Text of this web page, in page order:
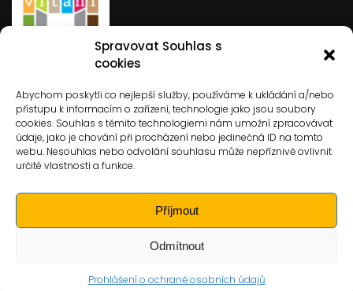
Spravovat Souhlas s
cookies
Abychom poskytli co nejlepší služby, používáme k ukládání a/nebo
přístupu k informacím o zařízení, technologie jako jsou soubory
cookies. Souhlas s těmito technologiemi nám umožní zpracovávat
údaje, jako je chování při procházení nebo jedinečná ID na tomto
webu. Nesouhlas nebo odvolání souhlasu může nepříznivě ovlivnit
určité vlastnosti a funkce.
Příjmout
Odmítnout
Prohlášení o ochraně osobních údajů
Hledat
Hledat
Základní škola JevíčkoDesign & Developed by